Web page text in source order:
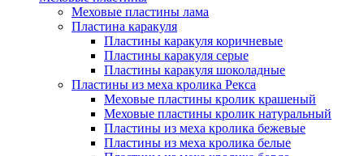
Меховые пластины лама
Пластина каракуля
Пластины каракуля коричневые
Пластины каракуля серые
Пластины каракуля шоколадные
Пластины из меха кролика Рекса
Меховые пластины кролик крашеный
Меховые пластины кролик натуральный
Пластины из меха кролика бежевые
Пластины из меха кролика белые